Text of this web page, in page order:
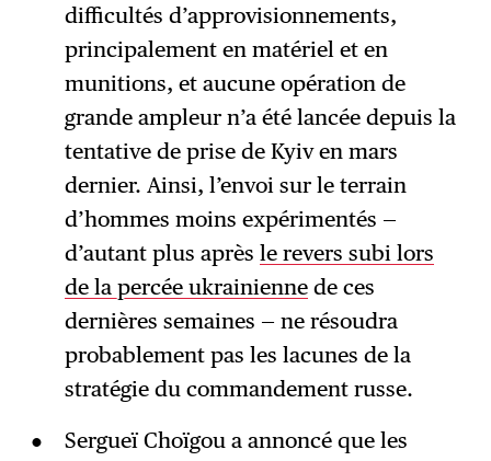
difficultés d’approvisionnements,
principalement en matériel et en
munitions, et aucune opération de
grande ampleur n’a été lancée depuis la
tentative de prise de Kyiv en mars
dernier. Ainsi, l’envoi sur le terrain
d’hommes moins expérimentés —
d’autant plus après le revers subi lors
de la percée ukrainiennede ces
dernières semaines — ne résoudra
probablement pas les lacunes de la
stratégie du commandement russe.
Sergueï Choïgou a annoncé que les